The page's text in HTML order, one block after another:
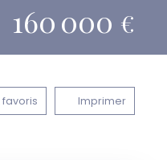
160 000 €
favoris Imprimer